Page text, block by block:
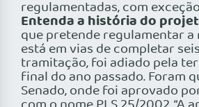
regulamentadas, com
Entenda a história do
que pretende regulamentar a
está em vias de completar
tramitação, foi adiado pela
final do ano passado. Foram
Senado, onde foi aprovado